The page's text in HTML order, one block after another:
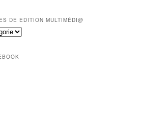
DE EDITION MULTIMÉDI@